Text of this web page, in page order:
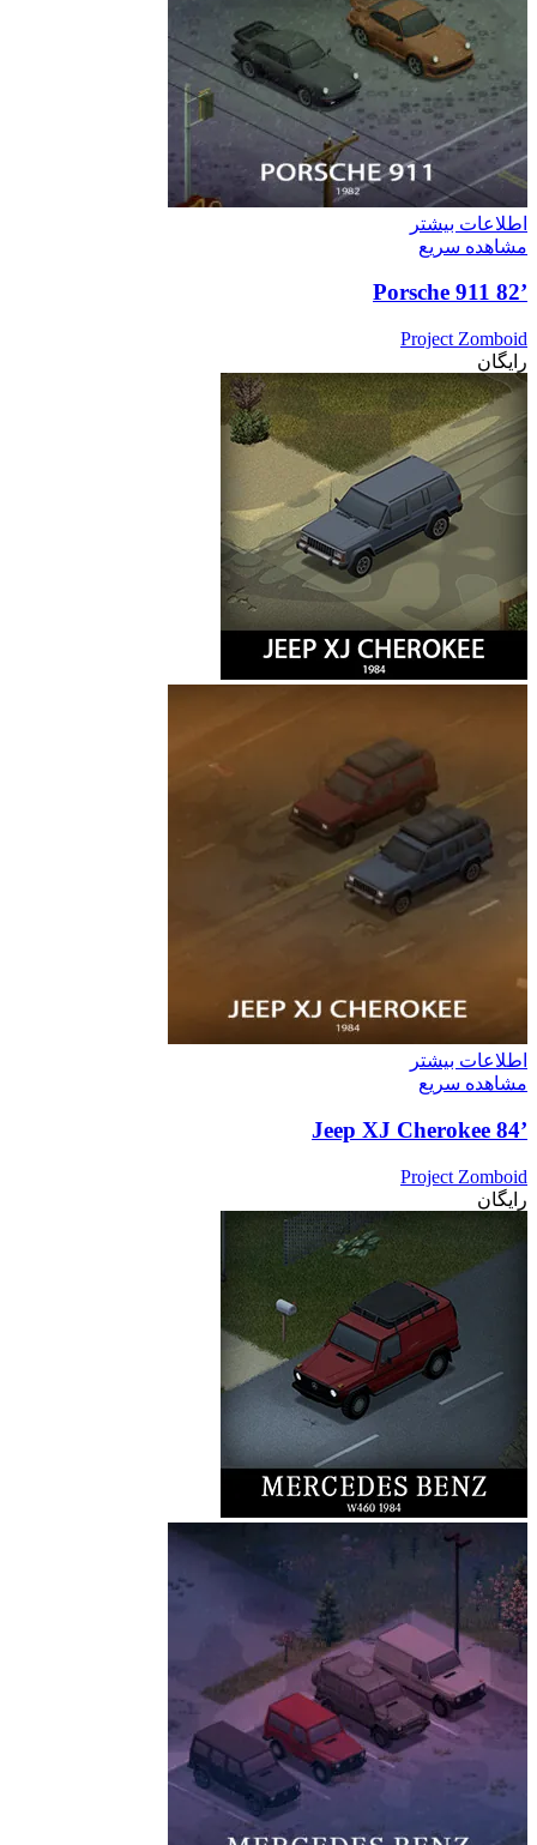
اطلاعات بیشتر
مشاهده سریع
’82 Porsche 911
Project Zomboid
رایگان
اطلاعات بیشتر
مشاهده سریع
’84 Jeep XJ Cherokee
Project Zomboid
رایگان